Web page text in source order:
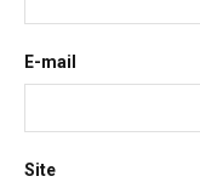
E-mail
Site